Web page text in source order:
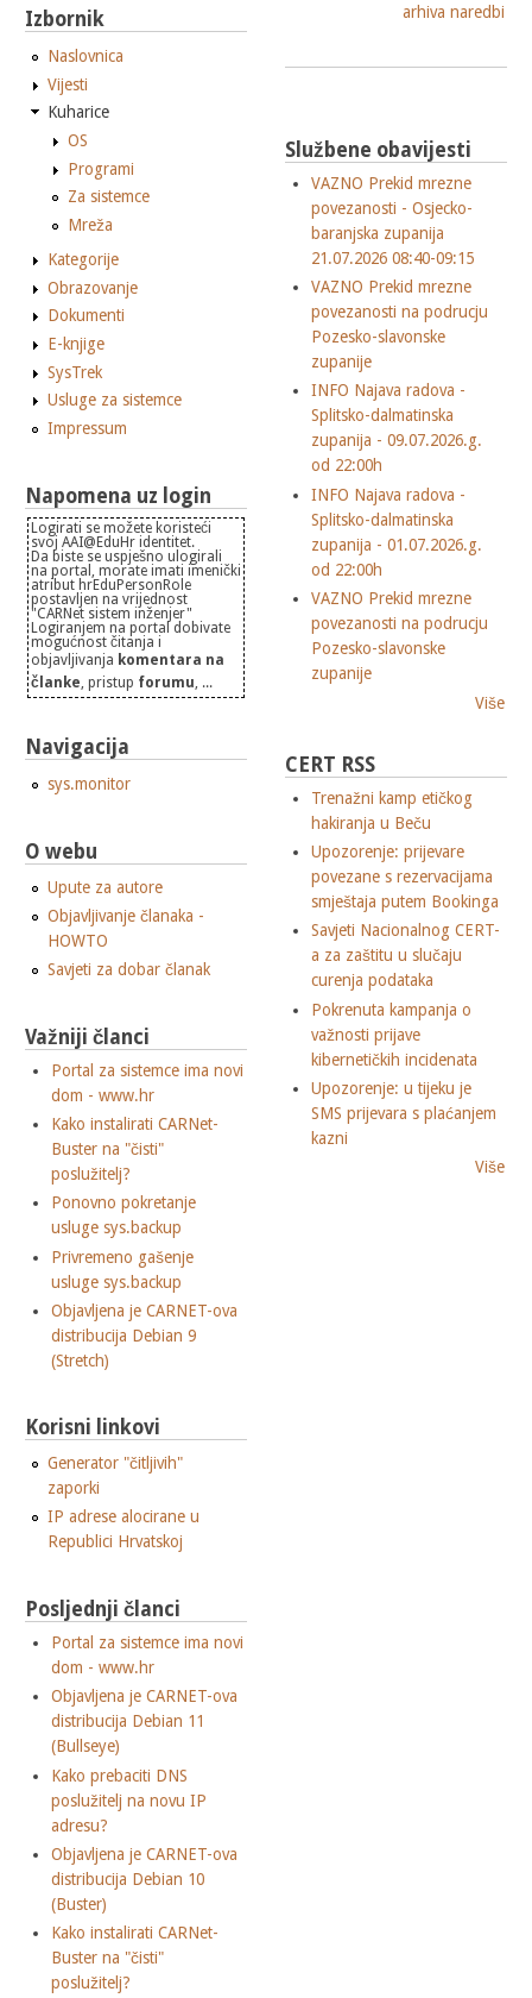
Izbornik
Naslovnica
Vijesti
Kuharice
OS
Programi
Za sistemce
Mreža
Kategorije
Obrazovanje
Dokumenti
E-knjige
SysTrek
Usluge za sistemce
Impressum
Napomena uz login
Logirati se možete koristeći
svoj AAI@EduHr identitet.
Da biste se uspješno ulogirali
na portal, morate imati imenički
atribut hrEduPersonRole
postavljen na vrijednost
"CARNet sistem inženjer"
Logiranjem na portal dobivate
mogućnost čitanja i
objavljivanja komentara na
članke, pristup forumu, ...
Navigacija
sys.monitor
O webu
Upute za autore
Objavljivanje članaka -
HOWTO
Savjeti za dobar članak
Važniji članci
Portal za sistemce ima novi
dom - www.hr
Kako instalirati CARNet-
Buster na "čisti"
poslužitelj?
Ponovno pokretanje
usluge sys.backup
Privremeno gašenje
usluge sys.backup
Objavljena je CARNET-ova
distribucija Debian 9
(Stretch)
Korisni linkovi
Generator "čitljivih"
zaporki
IP adrese alocirane u
Republici Hrvatskoj
Posljednji članci
Portal za sistemce ima novi
dom - www.hr
Objavljena je CARNET-ova
distribucija Debian 11
(Bullseye)
Kako prebaciti DNS
poslužitelj na novu IP
adresu?
Objavljena je CARNET-ova
distribucija Debian 10
(Buster)
Kako instalirati CARNet-
Buster na "čisti"
poslužitelj?
arhiva naredbi
Službene obavijesti
VAZNO Prekid mrezne
povezanosti - Osjecko-
baranjska zupanija
21.07.2026 08:40-09:15
VAZNO Prekid mrezne
povezanosti na podrucju
Pozesko-slavonske
zupanije
INFO Najava radova -
Splitsko-dalmatinska
zupanija - 09.07.2026.g.
od 22:00h
INFO Najava radova -
Splitsko-dalmatinska
zupanija - 01.07.2026.g.
od 22:00h
VAZNO Prekid mrezne
povezanosti na podrucju
Pozesko-slavonske
zupanije
Više
CERT RSS
Trenažni kamp etičkog
hakiranja u Beču
Upozorenje: prijevare
povezane s rezervacijama
smještaja putem Bookinga
Savjeti Nacionalnog CERT-
a za zaštitu u slučaju
curenja podataka
Pokrenuta kampanja o
važnosti prijave
kibernetičkih incidenata
Upozorenje: u tijeku je
SMS prijevara s plaćanjem
kazni
Više